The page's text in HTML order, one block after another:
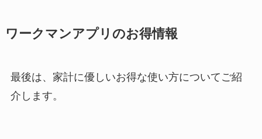
ワークマンアプリのお得情報
最後は、家計に優しいお得な使い方についてご紹
介します。